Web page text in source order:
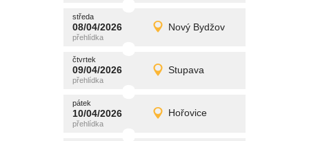
středa
08/04/2026 Nový Bydžov
středa
08/04/2026 Detail
promítání
čtvrtek
09/04/2026 Stupava
čtvrtek
09/04/2026 Detail
promítání
pátek
10/04/2026 Hořovice
pátek
10/04/2026 Detail
promítání